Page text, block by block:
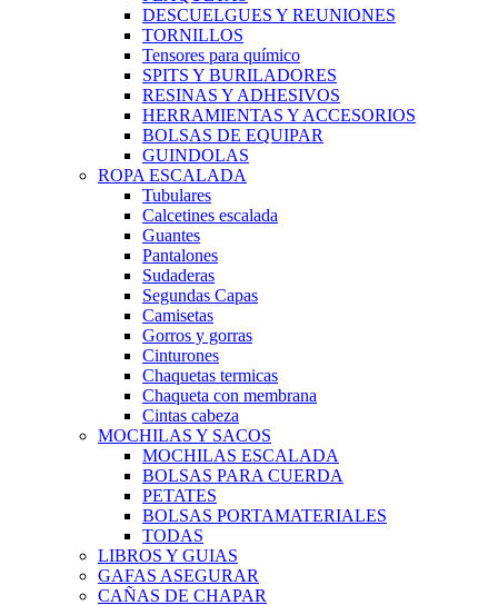
DESCUELGUES Y REUNIONES
TORNILLOS
Tensores para químico
SPITS Y BURILADORES
RESINAS Y ADHESIVOS
HERRAMIENTAS Y ACCESORIOS
BOLSAS DE EQUIPAR
GUINDOLAS
ROPA ESCALADA
Tubulares
Calcetines escalada
Guantes
Pantalones
Sudaderas
Segundas Capas
Camisetas
Gorros y gorras
Cinturones
Chaquetas termicas
Chaqueta con membrana
Cintas cabeza
MOCHILAS Y SACOS
MOCHILAS ESCALADA
BOLSAS PARA CUERDA
PETATES
BOLSAS PORTAMATERIALES
TODAS
LIBROS Y GUIAS
GAFAS ASEGURAR
CAÑAS DE CHAPAR